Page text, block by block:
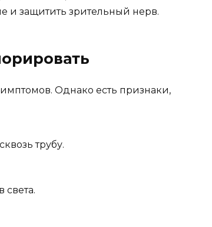
и защитить зрительный нерв.
Однако есть признаки,
трубу.
света.